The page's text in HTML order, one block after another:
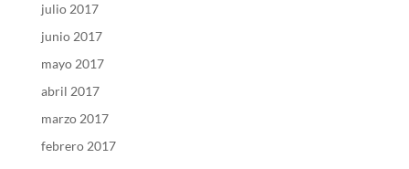
julio 2017
junio 2017
mayo 2017
abril 2017
marzo 2017
febrero 2017